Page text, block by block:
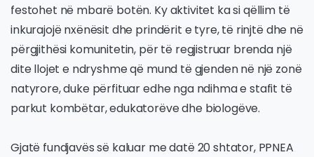
festohet në mbarë botën. Ky aktivitet ka si qëllim të
inkurajojë nxënësit dhe prindërit e tyre, të rinjtë dhe në
përgjithësi komunitetin, për të regjistruar brenda një
dite llojet e ndryshme që mund të gjenden në një zonë
natyrore, duke përfituar edhe nga ndihma e stafit të
parkut kombëtar, edukatorëve dhe biologëve.
Gjatë fundjavës së kaluar me datë 20 shtator, PPNEA